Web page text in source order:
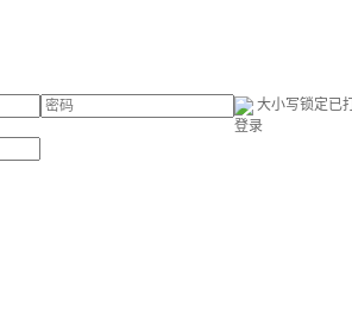
大小写锁定已
登录